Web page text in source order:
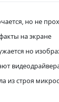
но не
на экране
но
из строя